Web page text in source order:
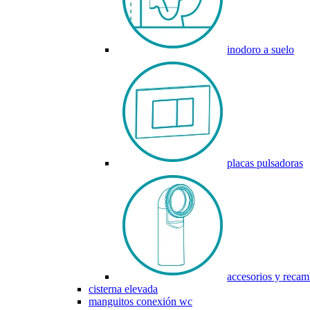
inodoro a suelo
placas pulsadoras
accesorios y
cisterna elevada
manguitos conexión wc